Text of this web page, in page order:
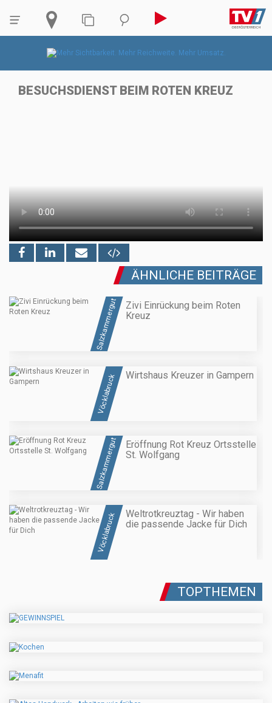
BESUCHSDIENST BEIM ROTEN KREUZ
ÄHNLICHE BEITRÄGE
Salzkammergut
Zivi Einrückung beim Roten
Kreuz
Vöcklabruck Wirtshaus Kreuzer in Gampern
Salzkammergut
Eröffnung Rot Kreuz Ortsstelle
St. Wolfgang
Vöcklabruck
Weltrotkreuztag - Wir haben
die passende Jacke für Dich
TOPTHEMEN